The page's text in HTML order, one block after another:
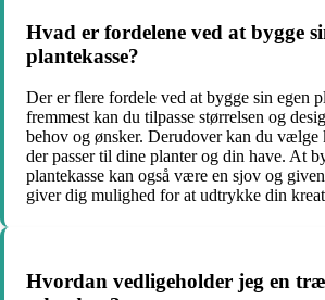
Hvad er fordelene ved at bygge
plantekasse?
Der er flere fordele ved at bygge sin egen
fremmest kan du tilpasse størrelsen og
behov og ønsker. Derudover kan du vælge
der passer til dine planter og din have. At
plantekasse kan også være en sjov og
giver dig mulighed for at udtrykke din
Hvordan vedligeholder jeg en